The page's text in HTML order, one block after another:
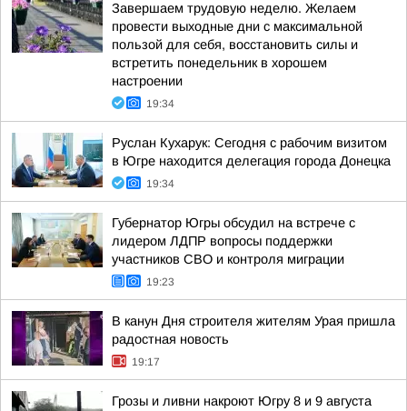
Завершаем трудовую неделю. Желаем
провести выходные дни с максимальной
пользой для себя, восстановить силы и
встретить понедельник в хорошем
настроении
19:34
Руслан Кухарук: Сегодня с рабочим визитом
в Югре находится делегация города Донецка
19:34
Губернатор Югры обсудил на встрече с
лидером ЛДПР вопросы поддержки
участников СВО и контроля миграции
19:23
В канун Дня строителя жителям Урая пришла
радостная новость
19:17
Грозы и ливни накроют Югру 8 и 9 августа